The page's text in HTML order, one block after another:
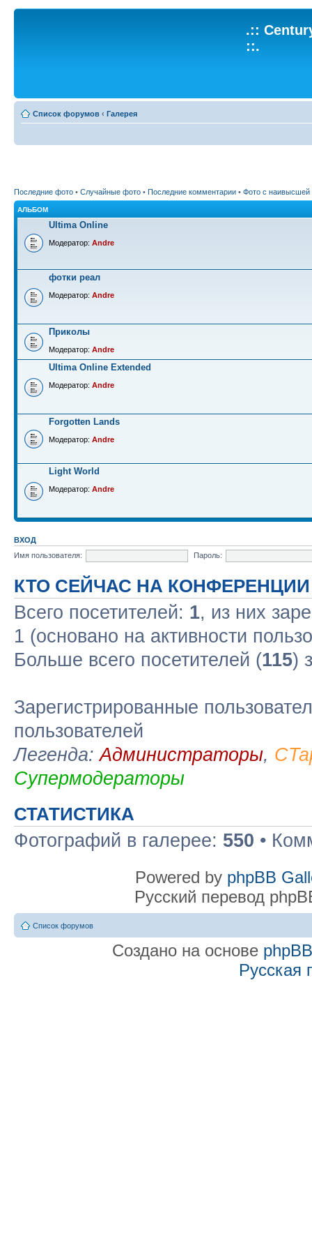
.::
::.
Список форумов ‹ Галерея
Последние фото • Случайные фото • Последние комментарии • Фото с наивысшей
АЛЬБОМ
Ultima Online
Модератор: Andre
фотки реал
Модератор: Andre
Приколы
Модератор: Andre
Ultima Online Extended
Модератор: Andre
Forgotten Lands
Модератор: Andre
Light World
Модератор: Andre
ВХОД
Имя пользователя:
Пароль:
КТО СЕЙЧАС НА КОНФЕРЕНЦИИ
Всего посетителей: 1, из них
1 (основано на активности
Больше всего посетителей (115)
Зарегистрированные
пользователей
Легенда:Администраторы,
Супермодераторы
СТАТИСТИКА
Фотографий в галерее: 550 •
Powered by phpBB
Русский перевод
Список форумов
Создано на основе phpBB
Русская